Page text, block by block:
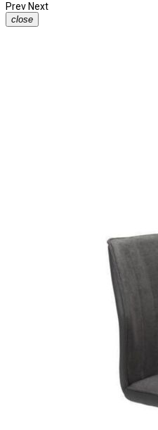
Prev Next
close